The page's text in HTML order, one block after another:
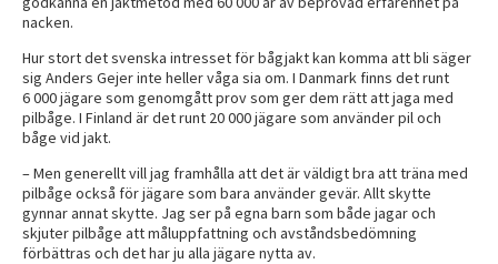
nacken.
Hur stort det svenska intresset för bågjakt kan komma att bli säger
sig Anders Gejer inte heller våga sia om. I Danmark finns det runt
6 000 jägare som genomgått prov som ger dem rätt att jaga med
pilbåge. I Finland är det runt 20 000 jägare som använder pil och
båge vid jakt.
– Men generellt vill jag framhålla att det är väldigt bra att träna med
pilbåge också för jägare som bara använder gevär. Allt skytte
gynnar annat skytte. Jag ser på egna barn som både jagar och
skjuter pilbåge att måluppfattning och avståndsbedömning
förbättras och det har ju alla jägare nytta av.